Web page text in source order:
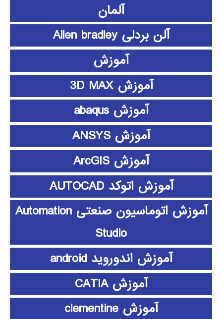
آلمان
آلن بردلی Allen bradley
آموزش
آموزش 3D MAX
آموزش abaqus
آموزش ANSYS
آموزش ArcGIS
آموزش اتوکد AUTOCAD
آموزش اتوماسیون صنعتی Automation
Studio
آموزش اندوروید android
آموزش CATIA
آموزش clementine